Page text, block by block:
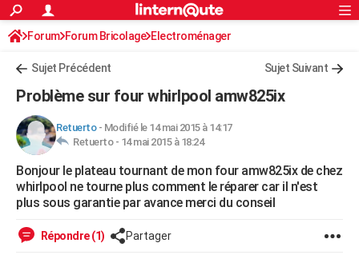
ACTUALITÉS
Politique
Société
Faits Divers
Education
Monde
Villes
+
FINANCE
Retraite
Impôts
Epargne
Immobilier
Risques naturels par ville
Banque
Assurance
Crédit
AUTO
Essais
Réserver un essai
Citadines
Berlines
SUV
Forum auto
+HIGH-TECH
Mobiles
Meilleur smartphone
Internet
Ordinateurs
Jeux vidéo
Guide high-tech
+
Forum
Aménagement intérieur
Extérieur
Cuisine
Salle de bains
Jardinage
Rangement
WEEK-END
S'inscrire
Connexion
Forum Forum Bricolage Electroménager
Sujet Précédent Sujet Suivant
Problème sur four whirlpool amw825ix
Retuerto- Modifié le 14 mai 2015 à 14:17
Retuerto - 14 mai 2015 à 18:24
Bonjour le plateau tournant de mon four amw825ix de chez
whirlpool ne tourne plus comment le réparer car il n'est
plus sous garantie par avance merci du conseil
Répondre (1) Partager